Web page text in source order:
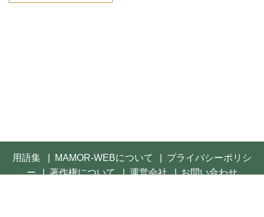
用語集 MAMOR-WEBについて
プライバシーポリシ
ー
著作権について 運営会社
お問い合わせ